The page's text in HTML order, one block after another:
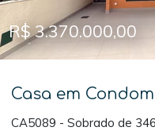
R$ 3.370.000,00
Casa em
CA5089 - Sobrado de